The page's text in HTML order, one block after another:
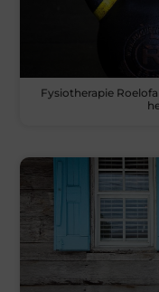
Fysiotherapie